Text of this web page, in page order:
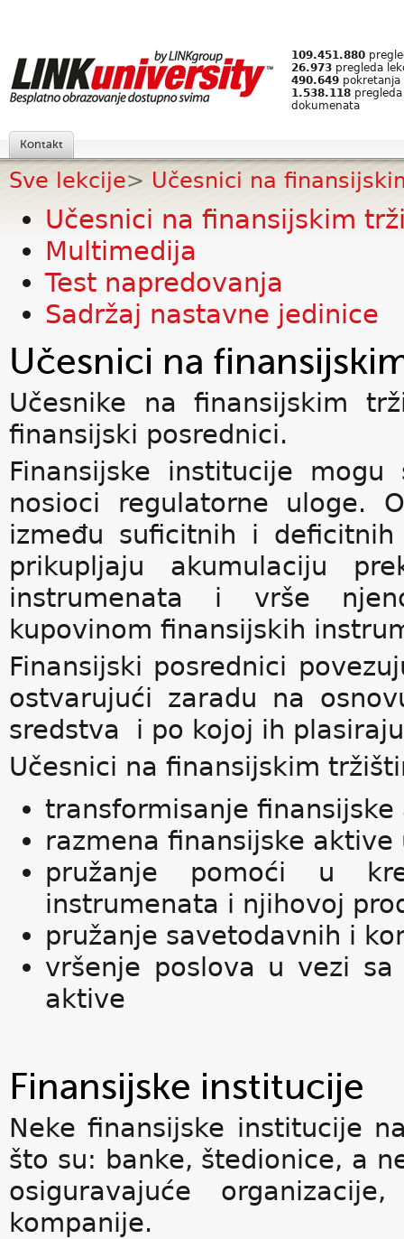
109.451.880
26.973 pregleda
490.649 pokretanja
1.538.118
dokumenata
Kontakt
Sve lekcije> Učesnici na
Učesnici na finansijskim
Multimedija
Test napredovanja
Sadržaj nastavne jedinice
Učesnici na
Učesnike na finansijskim
finansijski posrednici.
Finansijske institucije
nosioci regulatorne uloge.
između suficitnih i
prikupljaju akumulaciju
instrumenata i vrše
kupovinom finansijskih
Finansijski posrednici
ostvarujući zaradu na
sredstva i po kojoj ih
Učesnici na finansijskim
transformisanje
razmena finansijske
pružanje pomoći u
instrumenata i njihovoj
pružanje savetodavnih i
vršenje poslova u vezi
aktive
Finansijske institucije
Neke finansijske institucije
što su: banke, štedionice, a
osiguravajuće
kompanije.